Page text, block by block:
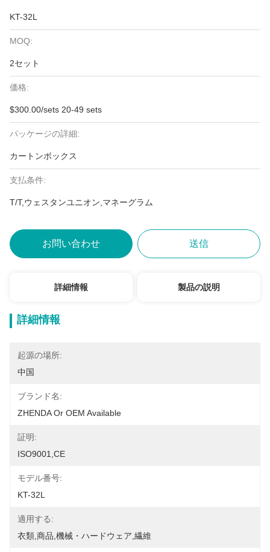
KT-32L
MOQ:
2セット
価格:
$300.00/sets 20-49 sets
パッケージの詳細:
カートンボックス
支払条件:
T/T,ウェスタンユニオン,マネーグラム
お問い合わせ 送信
詳細情報 製品の説明
詳細情報
起源の場所:
中国
ブランド名:
ZHENDA Or OEM Available
証明:
ISO9001,CE
モデル番号:
KT-32L
適用する:
衣類,商品,機械・ハードウェア,繊維